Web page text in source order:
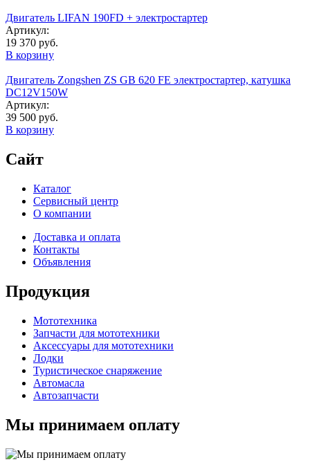
Двигатель LIFAN 190FD + электростартер
Артикул:
19 370 руб.
В корзину
Двигатель Zongshen ZS GB 620 FE электростартер, катушка
DC12V150W
Артикул:
39 500 руб.
В корзину
Сайт
Каталог
Сервисный центр
О компании
Доставка и оплата
Контакты
Объявления
Продукция
Мототехника
Запчасти для мототехники
Аксессуары для мототехники
Лодки
Туристическое снаряжение
Автомасла
Автозапчасти
Мы принимаем оплату